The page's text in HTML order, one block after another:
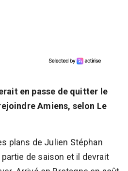
en passe de quitter le
Amiens, selon Le
plans de Julien Stéphan
de saison et il devrait